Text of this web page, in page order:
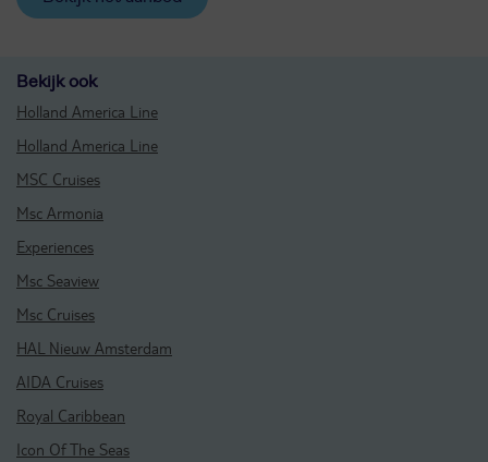
Bekijk ook
Holland America Line
Holland America Line
MSC Cruises
Msc Armonia
Experiences
Msc Seaview
Msc Cruises
HAL Nieuw Amsterdam
AIDA Cruises
Royal Caribbean
Icon Of The Seas